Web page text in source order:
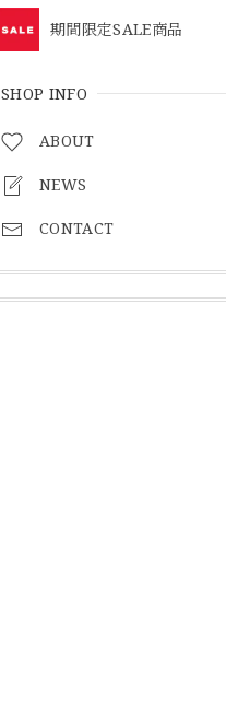
期間限定SALE商品
SHOP INFO
ABOUT
NEWS
CONTACT